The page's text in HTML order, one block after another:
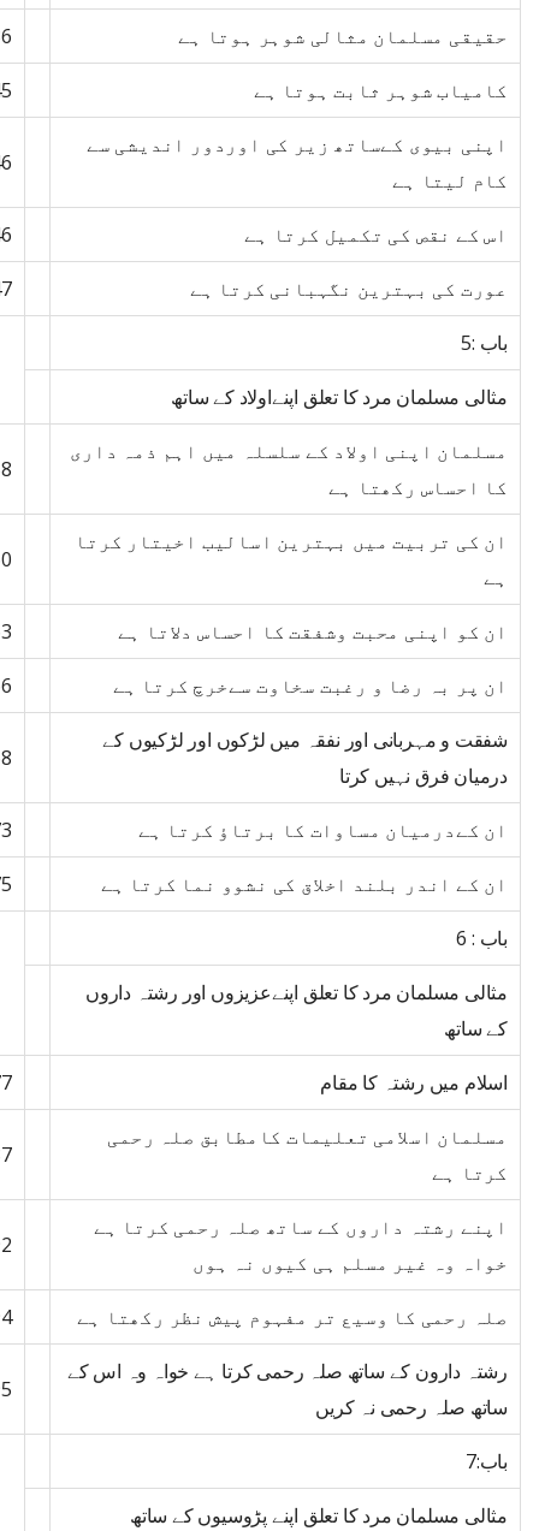
حقیقی مسلمان مثالی شوہر ہوتا ہے
کامیاب شوہر ثابت ہوتا ہے
اپنی بیوی کےساتھ زیر کی اوردور اندیشی سے
کام لیتا ہے
اس کے نقص کی تکمیل کرتا ہے
عورت کی بہترین نگہبانی کرتا ہے
باب :5
مثالی مسلمان مرد کا تعلق اپنےاولاد کے ساتھ
مسلمان اپنی اولاد کے سلسلہ میں اہم ذمہ داری
کا احساس رکھتا ہے
ان کی تربیت میں بہترین اسالیب اخیتار کرتا
ہے
ان کو اپنی محبت وشفقت کا احساس دلاتا ہے
ان پر بہ رضا و رغبت سخاوت سےخرچ کرتا ہے
شفقت و مہربانی اور نفقہ میں لڑکوں اور لڑکیوں کے
درمیان فرق نہیں کرتا
ان کےدرمیان مساوات کا برتاؤ کرتا ہے
ان کے اندر بلند اخلاق کی نشوو نما کرتا ہے
باب : 6
مثالی مسلمان مرد کا تعلق اپنےعزیزوں اور رشتہ داروں
کے ساتھ
اسلام میں رشتہ کا مقام
مسلمان اسلامی تعلیمات کامطابق صلہ رحمی
کرتا ہے
اپنے رشتہ داروں کے ساتھ صلہ رحمی کرتا ہے
خواہ وہ غیر مسلم ہی کیوں نہ ہوں
صلہ رحمی کا وسیع تر مفہوم پیش نظر رکھتا ہے
رشتہ دارون کے ساتھ صلہ رحمی کرتا ہے خواہ وہ اس کے
ساتھ صلہ رحمی نہ کریں
باب:7
مثالی مسلمان مرد کا تعلق اپنے پڑوسیوں کے ساتھ